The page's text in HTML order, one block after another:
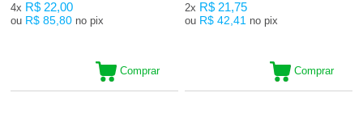
4x R$ 22,00
ou R$ 85,80 no pix
Comprar
2x R$ 21,75
ou R$ 42,41 no pix
Comprar